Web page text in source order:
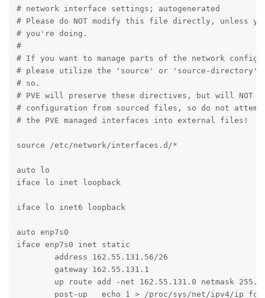
# network interface settings; autogenerated
# Please do NOT modify this file directly, unless you
# you're doing.
#
# If you want to manage parts of the network
# please utilize the 'source' or 'source-directory'
# so.
# PVE will preserve these directives, but will NOT
# configuration from sourced files, so do not
# the PVE managed interfaces into external files!
source /etc/network/interfaces.d/*
auto lo
iface lo inet loopback
iface lo inet6 loopback
auto enp7s0
iface enp7s0 inet static